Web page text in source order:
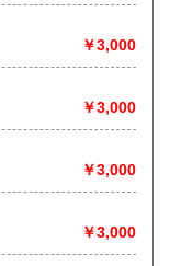
￥3,000
￥3,000
￥3,000
￥3,000